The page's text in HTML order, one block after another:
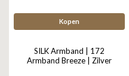
Kopen
SILK Armband | 172
Armband Breeze | Zilver